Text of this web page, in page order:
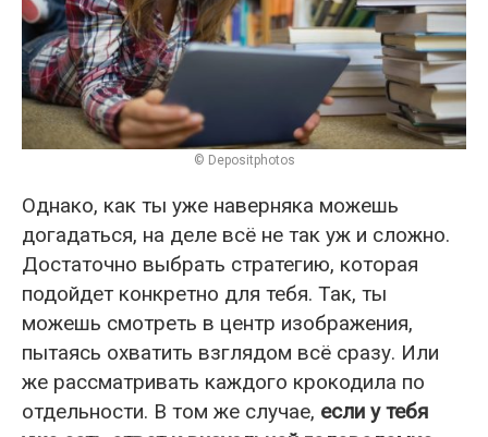
© Depositphotos
Однако, как ты уже наверняка можешь
догадаться, на деле всё не так уж и сложно.
Достаточно выбрать стратегию, которая
подойдет конкретно для тебя. Так, ты
можешь смотреть в центр изображения,
пытаясь охватить взглядом всё сразу. Или
же рассматривать каждого крокодила по
отдельности. В том же случае, если у тебя